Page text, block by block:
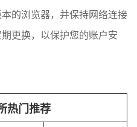
的浏览器，并保持网络连接
更换，以保护您的账户安
热门推荐